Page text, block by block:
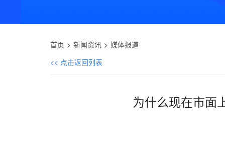
首页 新闻资讯
媒体报道
<< 点击返回列表
为什么现在市面